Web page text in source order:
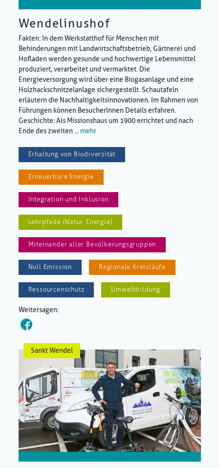
Wendelinushof
Fakten: In dem Werkstatthof für Menschen mit
Behinderungen mit Landwirtschaftsbetrieb, Gärtnerei und
Hofladen werden gesunde und hochwertige Lebensmittel
produziert, verarbeitet und vermarktet. Die
Energieversorgung wird über eine Biogasanlage und eine
Holzhackschnitzelanlage sichergestellt. Schautafeln
erläutern die Nachhaltigkeitsinnovationen. Im Rahmen von
Führungen können BesucherInnen Details erfahren.
Geschichte: Als Missionshaus um 1900 errichtet und nach
Ende des zweiten ... mehr
Erhaltung von Biodiversität
Erneuerbare Energie
Integration und Inklusion
Lehrpfade (Natur, Energie)
Miteinander aller Bevölkerungsgruppen
Null Emission Regionale Kreisläufe
Ressourcenschutz Umweltbildung
Weitersagen:
Sankt Wendel